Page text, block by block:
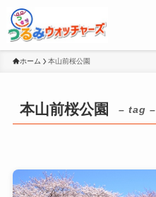
ホーム 本山前桜公園
本山前桜公園 – tag –